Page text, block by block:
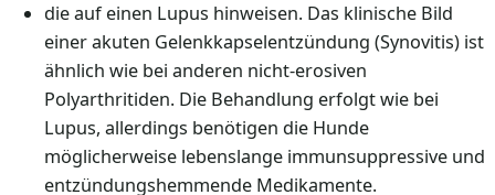
die auf einen Lupus hinweisen. Das klinische Bild
einer akuten Gelenkkapselentzündung (Synovitis) ist
ähnlich wie bei anderen nicht-erosiven
Polyarthritiden. Die Behandlung erfolgt wie bei
Lupus, allerdings benötigen die Hunde
möglicherweise lebenslange immunsuppressive und
entzündungshemmende Medikamente.